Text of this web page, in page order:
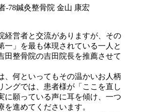
経営者と交流がありますが、その
一」を最も体現されている一人と
田整骨院の吉田院長を推薦させて
、何といってもその温かいお人柄
ングでは、患者様が「ここを直し
に願っている声に耳を傾け、一つ
を進めてくださいます。